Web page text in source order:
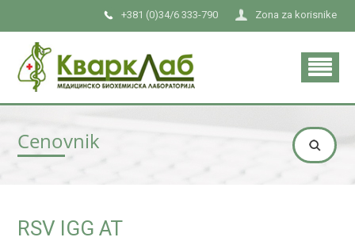
Zona za korisnike
+381 (0)34/6 333-790
Cenovnik
RSV IGG AT